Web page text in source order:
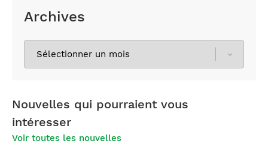
Archives
Nouvelles qui pourraient vous
intéresser
Voir toutes les nouvelles